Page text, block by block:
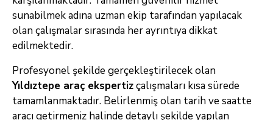
sunabilmek adına uzman ekip tarafından yapılacak
olan çalışmalar sırasında her ayrıntıya dikkat
edilmektedir.
Profesyonel şekilde gerçekleştirilecek olan
Yıldıztepe araç ekspertizçalışmaları kısa sürede
tamamlanmaktadır. Belirlenmiş olan tarih ve saatte
aracı getirmeniz halinde detaylı şekilde yapılan